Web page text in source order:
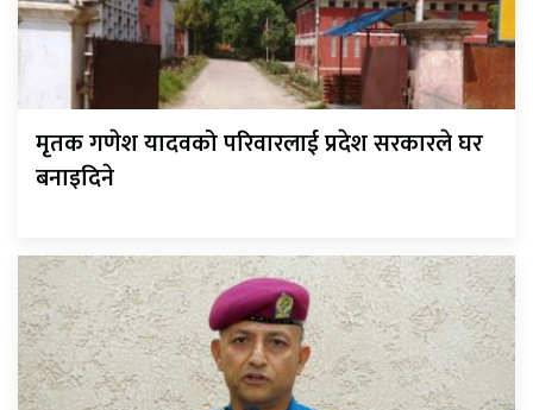
मृतक गणेश यादवको परिवारलाई प्रदेश सरकारले घर
बनाइदिने